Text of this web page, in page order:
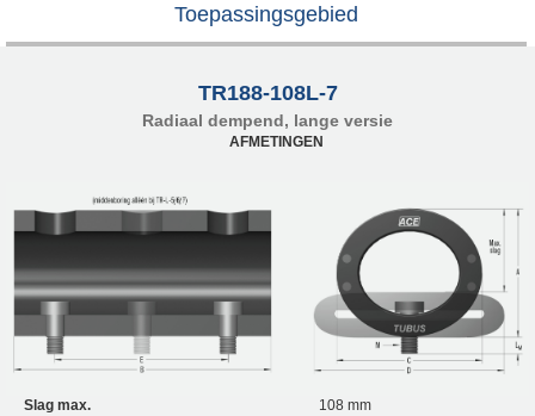
Toepassingsgebied
TR188-108L-7
Radiaal dempend, lange versie
AFMETINGEN
Slag max.
108 mm